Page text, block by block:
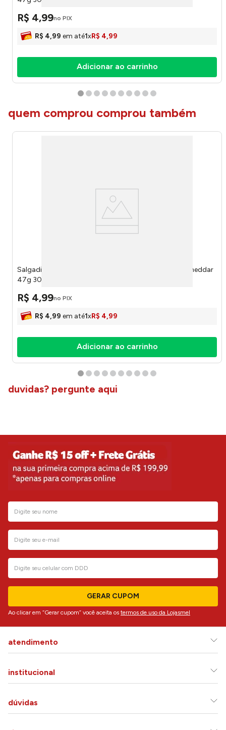
R$ 4,99no PIX
R$ 4,99 em até1xR$ 4,99
Adicionar ao carrinho
quem comprou comprou também
Salgadinho de Milho Crunchy Cheetos Super Queijo Cheddar
47g 300064380 - Cheetos
R$ 4,99no PIX
R$ 4,99 em até1xR$ 4,99
Adicionar ao carrinho
duvidas? pergunte aqui
GERAR CUPOM
Ao clicar em “Gerar cupom” você aceita os termos de uso da Lojasmel
atendimento
institucional
dúvidas